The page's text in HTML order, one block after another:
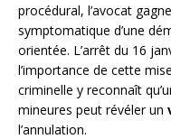
procédural, l’avocat
symptomatique d’une
orientée. L’arrêt du 16
l’importance de cette
criminelle y reconnaît
mineures peut révéler un
l’annulation.